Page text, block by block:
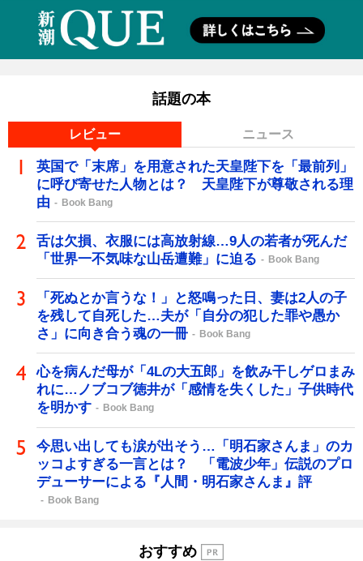
話題の本
レビュー ニュース
英国で「末席」を用意された天皇陛下を「最前列」
に呼び寄せた人物とは？ 天皇陛下が尊敬される理
由
Book Bang
舌は欠損、衣服には高放射線…9人の若者が死んだ
「世界一不気味な山岳遭難」に迫る
Book Bang
「死ぬとか言うな！」と怒鳴った日、妻は2人の子
を残して自死した…夫が「自分の犯した罪や愚か
さ」に向き合う魂の一冊
Book Bang
心を病んだ母が「4Lの大五郎」を飲み干しゲロまみ
れに…ノブコブ徳井が「感情を失くした」子供時代
を明かす
Book Bang
今思い出しても涙が出そう…「明石家さんま」のカ
ッコよすぎる一言とは？ 「電波少年」伝説のプロ
デューサーによる『人間・明石家さんま』評
Book Bang
おすすめ